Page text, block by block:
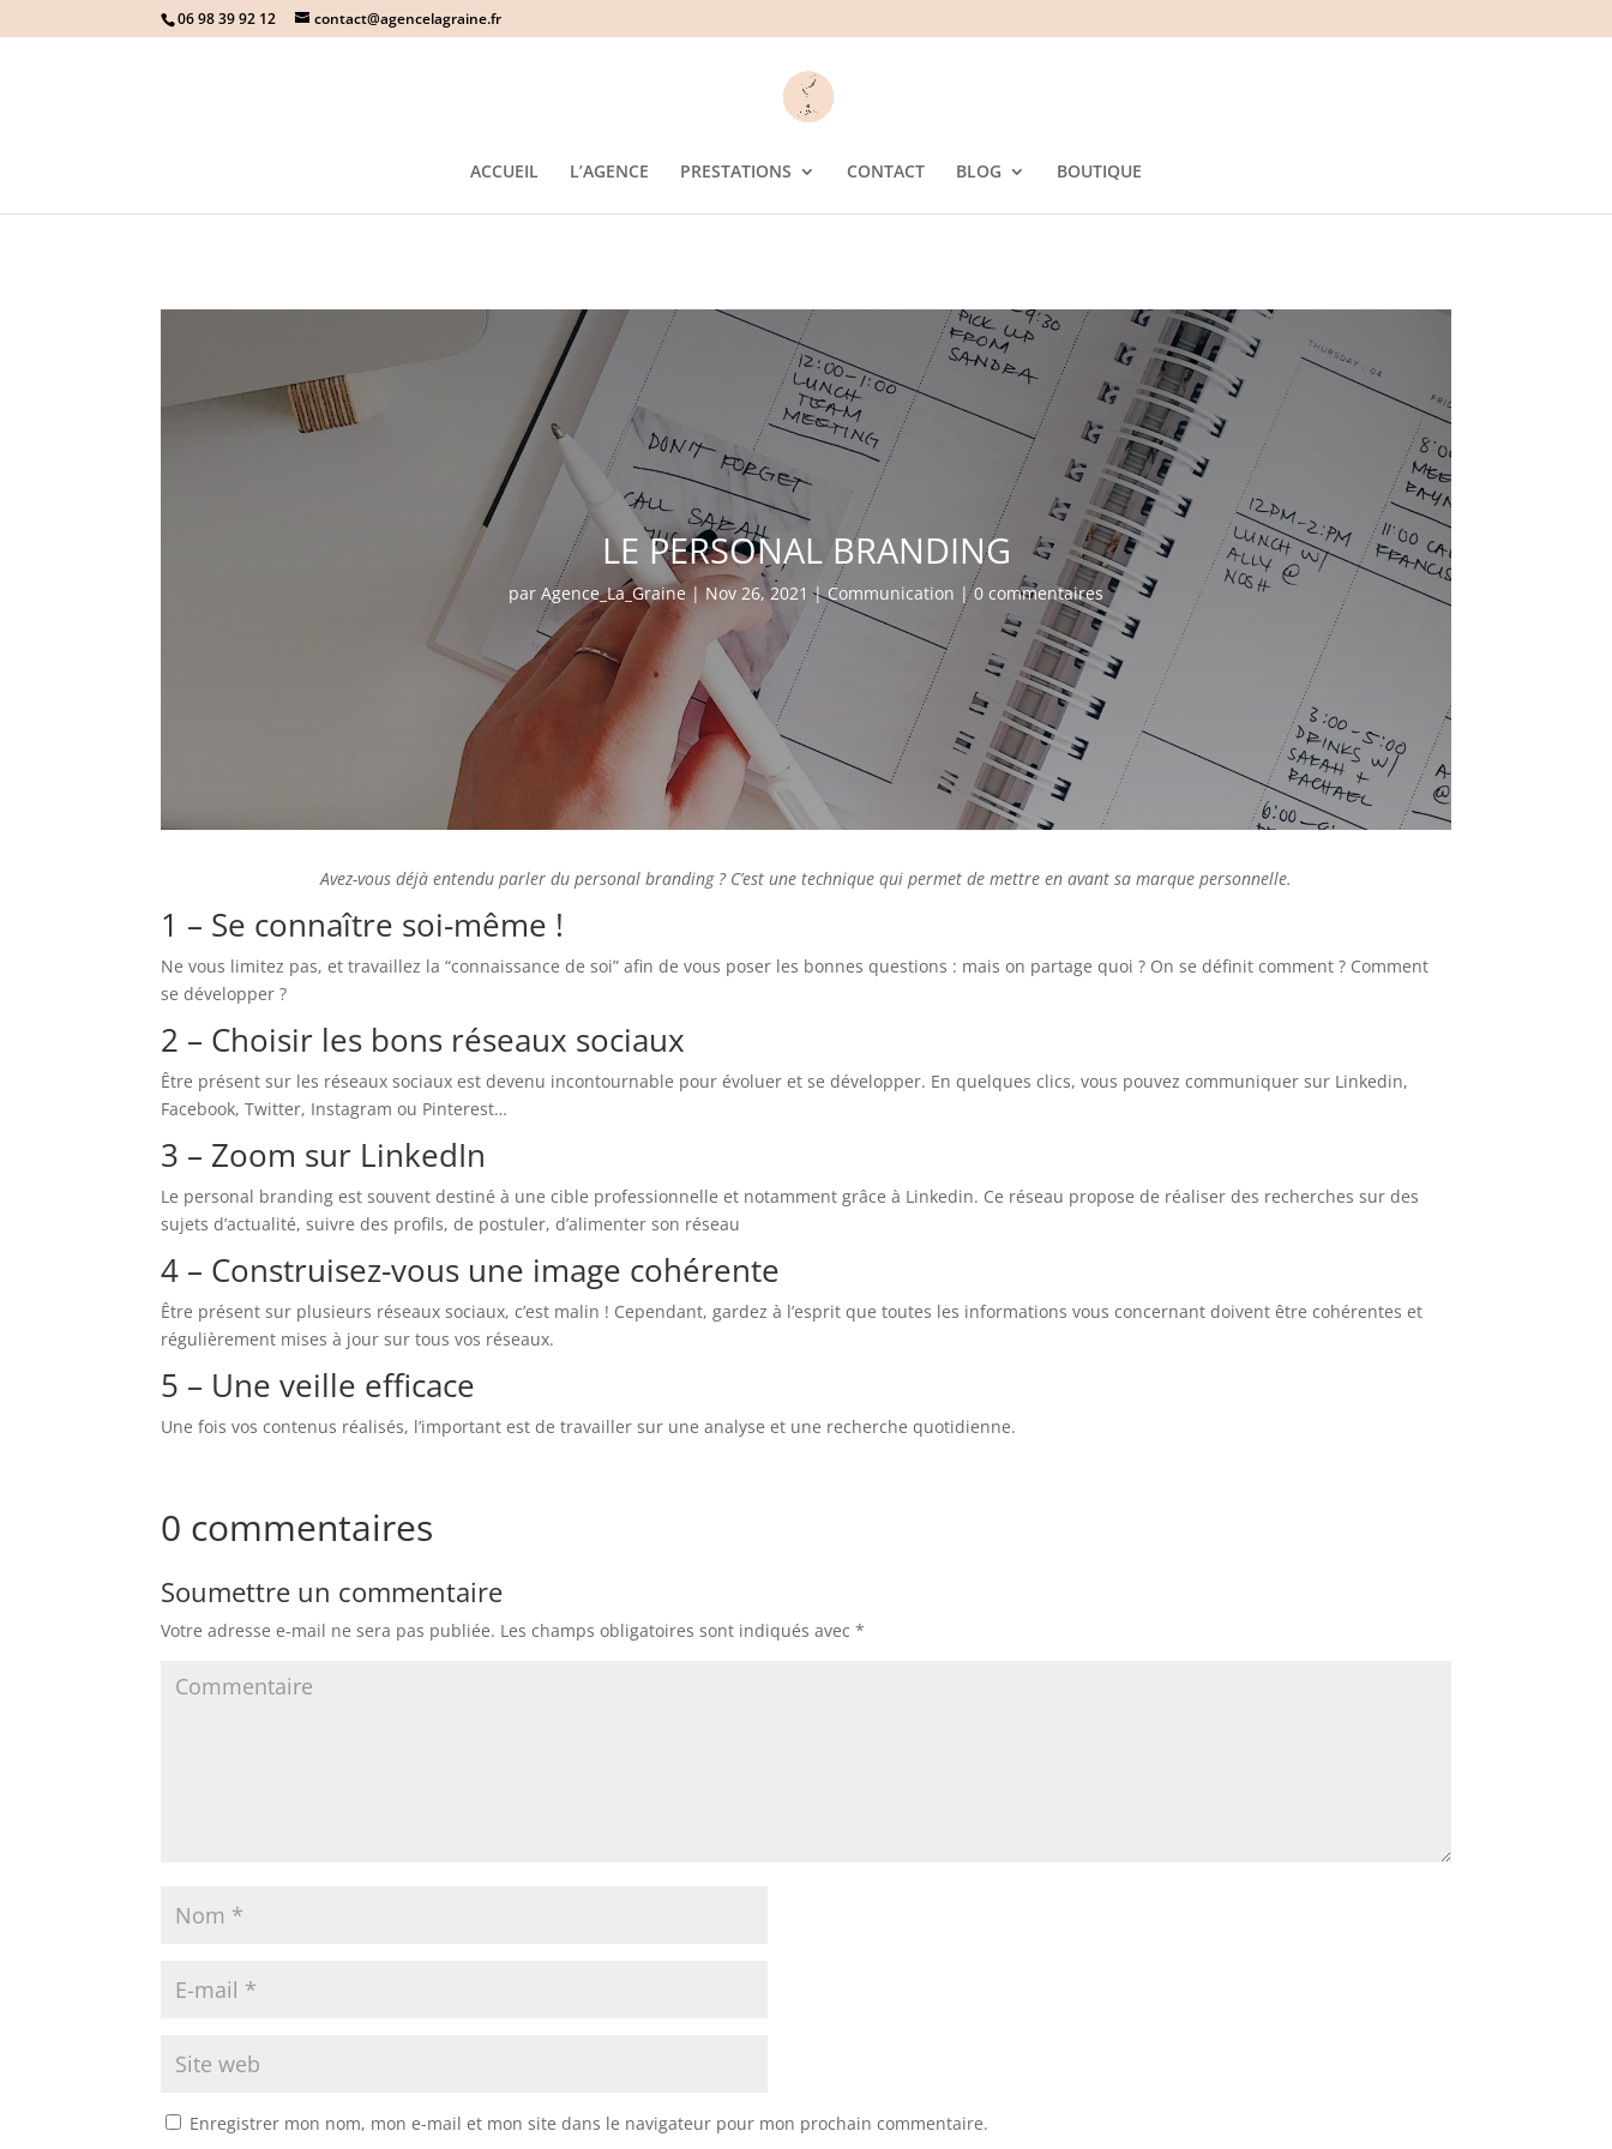
06 98 39 92 12 contact@agencelagraine.fr
ACCUEIL L’AGENCE PRESTATIONS CONTACT BLOG BOUTIQUE
LE PERSONAL BRANDING
par Agence_La_Graine | Nov 26, 2021 |Communication |0 commentaires
Avez-vous déjà entendu parler du personal branding ? C’est une technique qui permet de mettre en avant sa marque personnelle.
1 – Se connaître soi-même !
Ne vous limitez pas, et travaillez la “connaissance de soi” afin de vous poser les bonnes questions : mais on partage quoi ? On se définit comment ? Comment
se développer ?
2 – Choisir les bons réseaux sociaux
Être présent sur les réseaux sociaux est devenu incontournable pour évoluer et se développer. En quelques clics, vous pouvez communiquer sur Linkedin,
Facebook, Twitter, Instagram ou Pinterest…
3 – Zoom sur LinkedIn
Le personal branding est souvent destiné à une cible professionnelle et notamment grâce à Linkedin. Ce réseau propose de réaliser des recherches sur des
sujets d’actualité, suivre des profils, de postuler, d’alimenter son réseau
4 – Construisez-vous une image cohérente
Être présent sur plusieurs réseaux sociaux, c’est malin ! Cependant, gardez à l’esprit que toutes les informations vous concernant doivent être cohérentes et
régulièrement mises à jour sur tous vos réseaux.
5 – Une veille efficace
Une fois vos contenus réalisés, l’important est de travailler sur une analyse et une recherche quotidienne.
0 commentaires
Soumettre un commentaire
Votre adresse e-mail ne sera pas publiée. Les champs obligatoires sont indiqués avec*
Enregistrer mon nom, mon e-mail et mon site dans le navigateur pour mon prochain commentaire.